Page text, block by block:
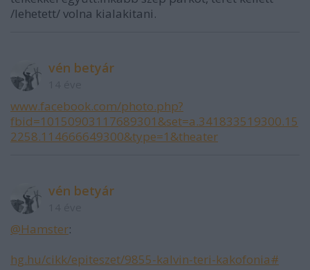
/lehetett/ volna kialakitani.
vén betyár
www.facebook.com/photo.php?
fbid=10150903117689301&set=a.341833519300.15
2258.114666649300&type=1&theater
vén betyár
@Hamster:
hg.hu/cikk/epiteszet/9855-kalvin-teri-kakofonia#